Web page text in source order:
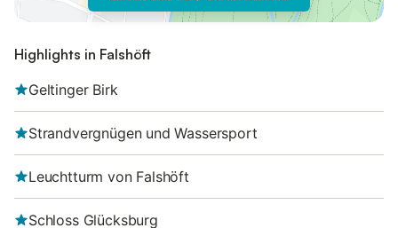
Highlights in Falshöft
Geltinger Birk
Strandvergnügen und Wassersport
Leuchtturm von Falshöft
Schloss Glücksburg